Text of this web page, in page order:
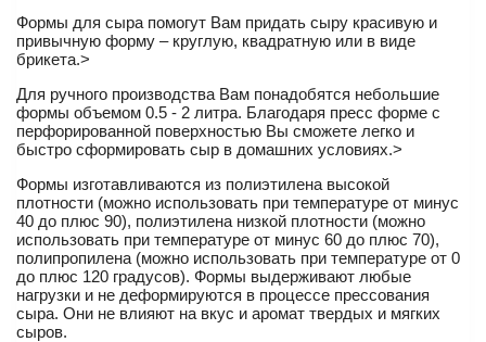
Формы для сыра помогут Вам придать сыру красивую и
привычную форму – круглую, квадратную или в виде
брикета.>
Для ручного производства Вам понадобятся небольшие
формы объемом 0.5 - 2 литра. Благодаря пресс форме с
перфорированной поверхностью Вы сможете легко и
быстро сформировать сыр в домашних условиях.>
Формы изготавливаются из полиэтилена высокой
плотности (можно использовать при температуре от минус
40 до плюс 90), полиэтилена низкой плотности (можно
использовать при температуре от минус 60 до плюс 70),
полипропилена (можно использовать при температуре от 0
до плюс 120 градусов). Формы выдерживают любые
нагрузки и не деформируются в процессе прессования
сыра. Они не влияют на вкус и аромат твердых и мягких
сыров.